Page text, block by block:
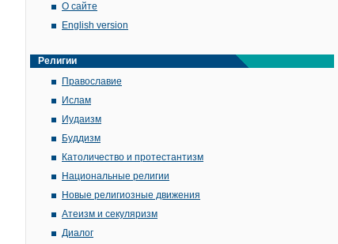
О сайте
English version
Религии
Православие
Ислам
Иудаизм
Буддизм
Католичество и протестантизм
Национальные религии
Новые религиозные движения
Атеизм и секуляризм
Диалог